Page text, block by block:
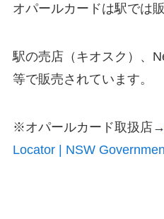
オパールカードは駅では
駅の売店（キオスク）、
等で販売されています。
※オパールカード取扱店→
Locator | NSW